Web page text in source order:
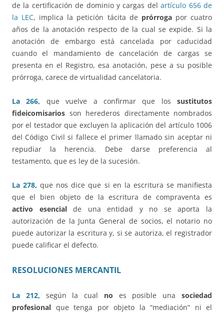
de la certificación de dominio y cargas delartículo 656 de
la LEC, implica la petición tácita de prórrogapor cuatro
años de la anotación respecto de la cual se expide. Si la
anotación de embargo está cancelada por caducidad
cuando el mandamiento de cancelación de cargas se
presenta en el Registro, esa anotación, pese a su posible
prórroga, carece de virtualidad cancelatoria.
La 266, que vuelve a confirmar que los sustitutos
fideicomisarios son herederos directamente nombrados
por el testador que excluyen la aplicación del artículo 1006
del Código Civil si fallece el primer llamado sin aceptar ni
repudiar la herencia. Debe darse preferencia al
testamento, que es ley de la sucesión.
La 278, que nos dice que si en la escritura se manifiesta
que el bien objeto de la escritura de compraventa es
activo esencialde una entidad y no se aporta la
autorización de la Junta General de socios, el notario no
puede autorizar la escritura y, si se autoriza, el registrador
puede calificar el defecto.
RESOLUCIONES MERCANTIL
La 212, según la cual no es posible unasociedad
profesional que tenga por objeto la “mediación” ni el